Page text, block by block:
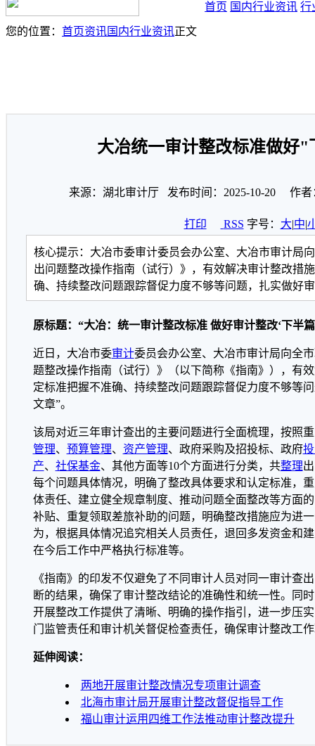
首页 国内行业资讯 行
您的位置： 首页资讯国内行业资讯正文
大冶统一审计整改标准做好
来源：湖北审计厅 发布时间：2025-10-20 作者
打印 RSS 字号： 大|中|
核心提示：大冶市委审计委员会办公室、大冶市审计局
出问题整改操作指南（试行）》，有效解决审计整改措
确、持续整改问题跟踪督促力度不够等问题，扎实做好
原标题：“大冶：统一审计整改标准 做好审计整改‘下半篇
近日，大冶市委审计委员会办公室、大冶市审计局向全
题整改操作指南（试行）》（以下简称《指南》），有
定标准把握不准确、持续整改问题跟踪督促力度不够等
文章”。
该局对近三年审计查出的主要问题进行全面梳理，按照
管理、 预算管理、 资产管理、政府采购及招投标、政府
产、 社保基金、其他方面等10个方面进行分类，共整理
每个问题具体情况，明确了整改具体要求和认定标准，
体责任、建立健全规章制度、推动问题全面整改等方面
补贴、重复领取差旅补助的问题，明确整改措施应为进
为，根据具体情况追究相关人员责任，退回多发资金和
在今后工作中严格执行标准等。
《指南》的印发不仅避免了不同审计人员对同一审计查
断的结果，确保了审计整改结论的准确性和统一性。同
开展整改工作提供了清晰、明确的操作指引，进一步压
门监管责任和审计机关督促检查责任，确保审计整改工
延伸阅读：
两地开展审计整改情况专项审计调查
北海市审计局开展审计整改督促指导工作
福山审计运用四维工作法推动审计整改提升